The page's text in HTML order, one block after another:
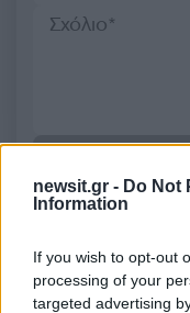
newsit.gr - Do Not
Information
If you wish to opt-out
processing of your
targeted advertising
Όροι Χρήσης. Το site